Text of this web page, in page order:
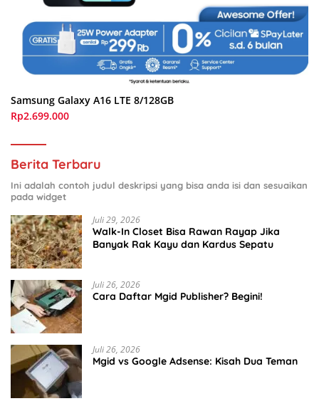
Samsung Galaxy A16 LTE 8/128GB
Rp2.699.000
Berita Terbaru
Ini adalah contoh judul deskripsi yang bisa anda isi dan sesuaikan
pada widget
Juli 29, 2026
Walk-In Closet Bisa Rawan Rayap Jika
Banyak Rak Kayu dan Kardus Sepatu
Juli 26, 2026
Cara Daftar Mgid Publisher? Begini!
Juli 26, 2026
Mgid vs Google Adsense: Kisah Dua Teman